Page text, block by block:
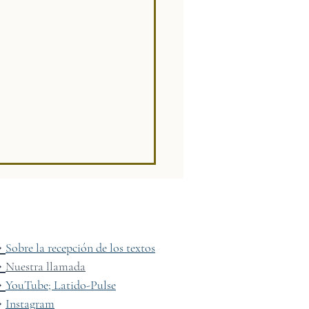
descorrimiento del velo
Sobre la recepción de los textos
Nuestra llamada
YouTube; Latido-Pulse
Instagram